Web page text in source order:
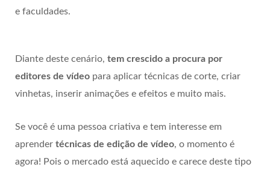
e faculdades.
Diante deste cenário, tem crescido a procura por
editores de vídeo para aplicar técnicas de corte, criar
vinhetas, inserir animações e efeitos e muito mais.
Se você é uma pessoa criativa e tem interesse em
aprender técnicas de edição de vídeo, o momento é
agora! Pois o mercado está aquecido e carece deste tipo